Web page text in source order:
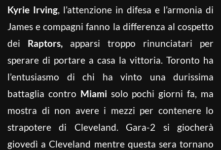
Kyrie Irving, l’attenzione in difesa e l’armonia di
James e compagni fanno la differenza al cospetto
dei Raptors, apparsi troppo rinunciatari per
sperare di portare a casa la vittoria. Toronto ha
l’entusiasmo di chi ha vinto una durissima
battaglia contro Miami solo pochi giorni fa, ma
mostra di non avere i mezzi per contenere lo
strapotere di Cleveland. Gara-2 si giocherà
giovedì a Cleveland mentre questa sera tornano